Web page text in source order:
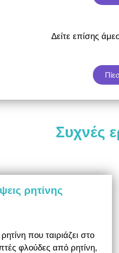
Δείτε επίσης
Συχνές
ρητίνης
που ταιριάζει στο
φλούδες από ρητίνη,